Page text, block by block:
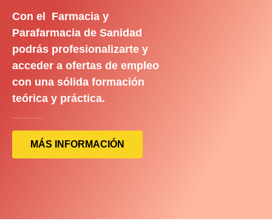
Con el Farmacia y
Parafarmacia de Sanidad
podrás profesionalizarte y
acceder a ofertas de empleo
con una sólida formación
teórica y práctica.
MÁS INFORMACIÓN